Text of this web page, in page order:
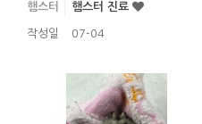
햄스터 햄스터 진료
작성일 07-04